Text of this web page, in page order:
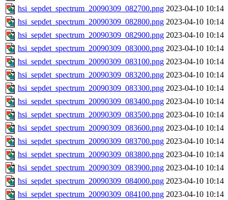
hsi_sepdet_spectrum_20090309_082700.png 2023-04-10 10:14
hsi_sepdet_spectrum_20090309_082800.png 2023-04-10 10:14
hsi_sepdet_spectrum_20090309_082900.png 2023-04-10 10:14
hsi_sepdet_spectrum_20090309_083000.png 2023-04-10 10:14
hsi_sepdet_spectrum_20090309_083100.png 2023-04-10 10:14
hsi_sepdet_spectrum_20090309_083200.png 2023-04-10 10:14
hsi_sepdet_spectrum_20090309_083300.png 2023-04-10 10:14
hsi_sepdet_spectrum_20090309_083400.png 2023-04-10 10:14
hsi_sepdet_spectrum_20090309_083500.png 2023-04-10 10:14
hsi_sepdet_spectrum_20090309_083600.png 2023-04-10 10:14
hsi_sepdet_spectrum_20090309_083700.png 2023-04-10 10:14
hsi_sepdet_spectrum_20090309_083800.png 2023-04-10 10:14
hsi_sepdet_spectrum_20090309_083900.png 2023-04-10 10:14
hsi_sepdet_spectrum_20090309_084000.png 2023-04-10 10:14
hsi_sepdet_spectrum_20090309_084100.png 2023-04-10 10:14